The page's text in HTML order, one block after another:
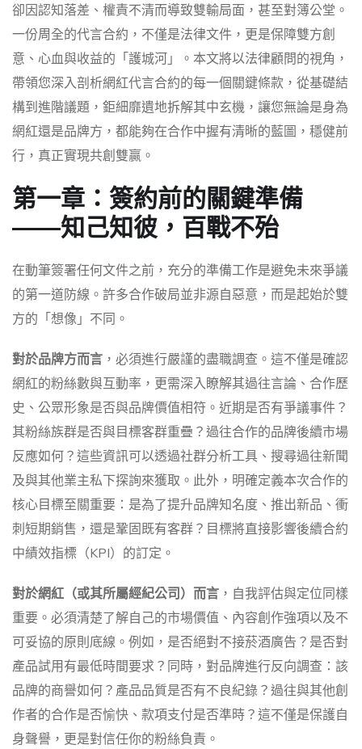
卻因認知落差、權責不清而導致雙輸局面，甚至對簿公堂。
一份周全的代言合約，不僅是法律文件，更是保障雙方創
意、心血與收益的「護城河」。本文將以法律顧問的視角，
帶領您深入剖析網紅代言合約的每一個關鍵條款，從基礎結
構到進階議題，鉅細靡遺地拆解其中玄機，讓您無論是身為
網紅還是品牌方，都能夠在合作中握有清晰的藍圖，穩健前
行，真正實現共創雙贏。
第一章：簽約前的關鍵準備
——知己知彼，百戰不殆
在動筆簽署任何文件之前，充分的準備工作是避免未來爭議
的第一道防線。許多合作破局並非源自惡意，而是起始於雙
方的「想像」不同。
對於品牌方而言 ，必須進行嚴謹的盡職調查。這不僅是確認
網紅的粉絲數與互動率，更需深入瞭解其過往言論、合作歷
史、公眾形象是否與品牌價值相符。近期是否有爭議事件？
其粉絲族群是否與目標客群重疊？過往合作的品牌後續市場
反應如何？這些資訊可以透過社群分析工具、搜尋過往新聞
及與其他業主私下探詢來獲取。此外，明確定義本次合作的
核心目標至關重要：是為了提升品牌知名度、推出新品、衝
刺短期銷售，還是鞏固既有客群？目標將直接影響後續合約
中績效指標（KPI）的訂定。
對於網紅（或其所屬經紀公司）而言 ，自我評估與定位同樣
重要。必須清楚了解自己的市場價值、內容創作強項以及不
可妥協的原則底線。例如，是否絕對不接菸酒廣告？是否對
產品試用有最低時間要求？同時，對品牌進行反向調查：該
品牌的商譽如何？產品品質是否有不良紀錄？過往與其他創
作者的合作是否愉快、款項支付是否準時？這不僅是保護自
身聲譽，更是對信任你的粉絲負責。